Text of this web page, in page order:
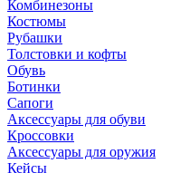
Комбинезоны
Костюмы
Рубашки
Толстовки и кофты
Обувь
Ботинки
Сапоги
Аксессуары для обуви
Кроссовки
Аксессуары для оружия
Кейсы